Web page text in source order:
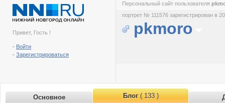
Привет, Гость !
- Войти
- Зарегистрироваться
Персональный сайт пользователя
портрет № 111576 зарегистрирован в
pkmoro
Основное Блог( 133 )